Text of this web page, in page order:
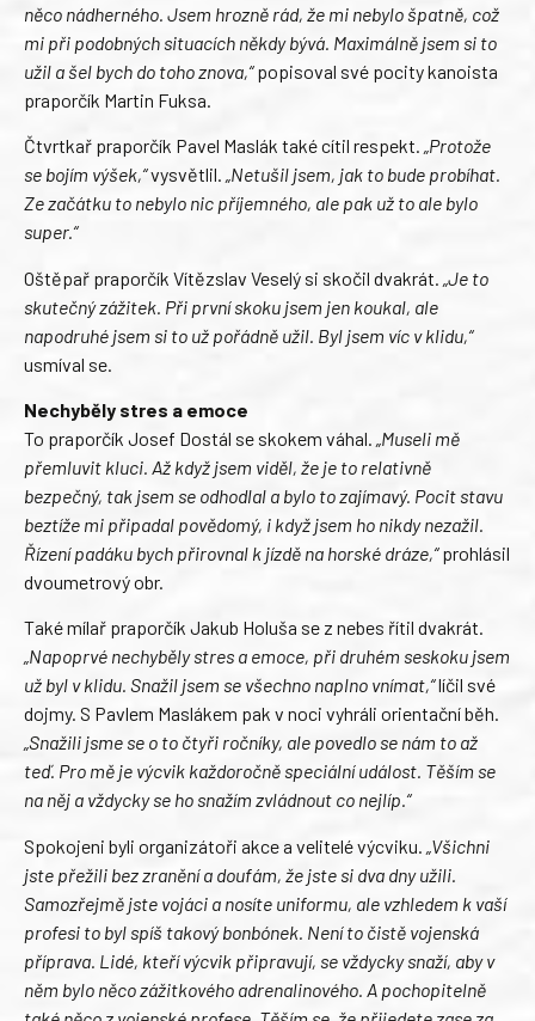
něco nádherného. Jsem hrozně rád, že mi nebylo špatně, což
mi při podobných situacích někdy bývá. Maximálně jsem si to
užil a šel bych do toho znova,“popisoval své pocity kanoista
praporčík Martin Fuksa.
Čtvrtkař praporčík Pavel Maslák také cítil respekt. „Protože
se bojím výšek,“vysvětlil. „Netušil jsem, jak to bude probíhat.
Ze začátku to nebylo nic příjemného, ale pak už to ale bylo
super.“
Oštěpař praporčík Vítězslav Veselý si skočil dvakrát.
„Je to
skutečný zážitek. Při první skoku jsem jen koukal, ale
napodruhé jsem si to už pořádně užil. Byl jsem víc v klidu,“
usmíval se.
Nechyběly stres a emoce
To praporčík Josef Dostál se skokem váhal. „Museli mě
přemluvit kluci. Až když jsem viděl, že je to relativně
bezpečný, tak jsem se odhodlal a bylo to zajímavý. Pocit stavu
beztíže mi připadal povědomý, i když jsem ho nikdy nezažil.
Řízení padáku bych přirovnal k jízdě na horské dráze,“prohlásil
dvoumetrový obr.
Také mílař praporčík Jakub Holuša se z nebes řítil dvakrát.
„Napoprvé nechyběly stres a emoce, při druhém seskoku jsem
už byl v klidu. Snažil jsem se všechno naplno vnímat,“líčil své
dojmy. S Pavlem Maslákem pak v noci vyhráli orientační běh.
„Snažili jsme se o to čtyři ročníky, ale povedlo se nám to až
teď. Pro mě je výcvik každoročně speciální událost. Těším se
na něj a vždycky se ho snažím zvládnout co nejlíp.“
Spokojeni byli organizátoři akce a velitelé výcviku.
„Všichni
jste přežili bez zranění a doufám, že jste si dva dny užili.
Samozřejmě jste vojáci a nosíte uniformu, ale vzhledem k vaší
profesi to byl spíš takový bonbónek. Není to čistě vojenská
příprava. Lidé, kteří výcvik připravují, se vždycky snaží, aby v
něm bylo něco zážitkového adrenalinového. A pochopitelně